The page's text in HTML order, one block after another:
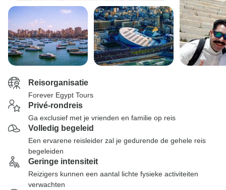
Reisorganisatie
Forever Egypt Tours
Privé-rondreis
Ga exclusief met je vrienden en familie op reis
Volledig begeleid
Een ervarene reisleider zal je gedurende de gehele reis
begeleiden
Geringe intensiteit
Reizigers kunnen een aantal lichte fysieke activiteiten
verwachten